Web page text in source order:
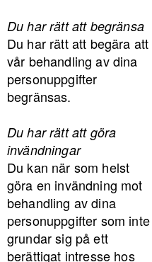
Du har rätt att begränsa
Du har rätt att begära att
vår behandling av dina
personuppgifter
begränsas.
Du har rätt att göra
invändningar
Du kan när som helst
göra en invändning mot
behandling av dina
personuppgifter som inte
grundar sig på ett
berättigat intresse hos